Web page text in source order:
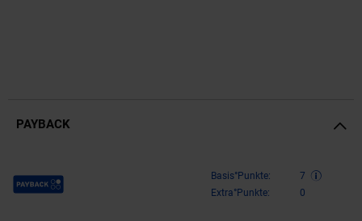
PAYBACK
Payback Punkte Basis°Punkte:
7
Extra°Punkte:
0